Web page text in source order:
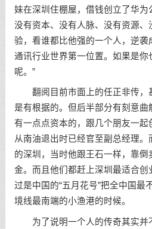
妹在深圳住棚屋，借钱创立了华为
没有资本、没有人脉、没有资源、
验，看谁都比他强的一个人，逆袭
通讯行业世界第一位置。如果是你
呢。”
翻阅目前市面上的任正非传，
是有根据的。但后半部分有刻意曲
有一点点资本的，跟几个朋友一起
从南油退出时已经官至副总经理
的深圳，当时他跟王石一样，靠倒
金。而且他们都赶上深圳最适合创
过是中国的“五月花号”把全中国最
境线最南端的小渔港的时候。
为了说明一个人的传奇其实并